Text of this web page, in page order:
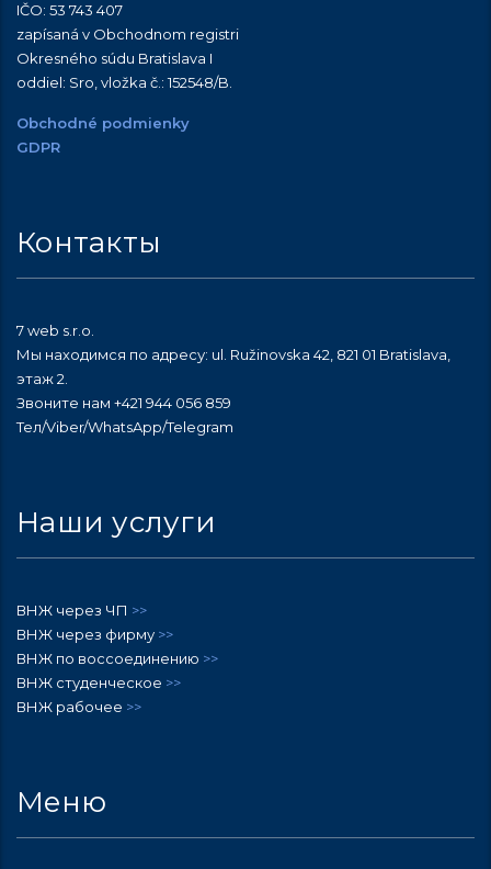
IČO: 53 743 407
zapísaná v Obchodnom registri
Okresného súdu Bratislava I
oddiel: Sro, vložka č.:152548/B
Obchodné podmienky
GDPR
Контакты
7 web s.r.o.
Мы находимся по адресу: ul. Ružinovska 42, 821 01 Bratislava,
этаж 2.
Звоните нам +421 944 056 859
Тел/Viber/WhatsApp/Telegram
Наши услуги
ВНЖ через ЧП >>
ВНЖ через фирму >>
ВНЖ по воссоединению >>
ВНЖ студенческое >>
ВНЖ рабочее >>
Меню